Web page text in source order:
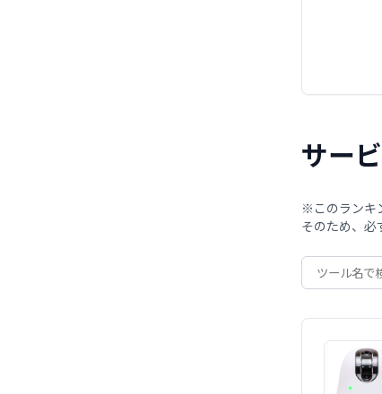
サー
※このランキ
そのため、必